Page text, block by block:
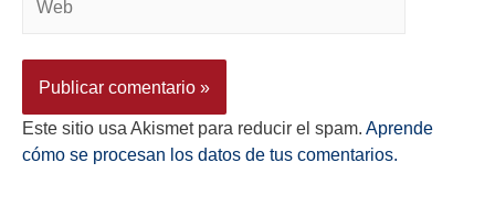
Este sitio usa Akismet para reducir el spam. Aprende
cómo se procesan los datos de tus comentarios.